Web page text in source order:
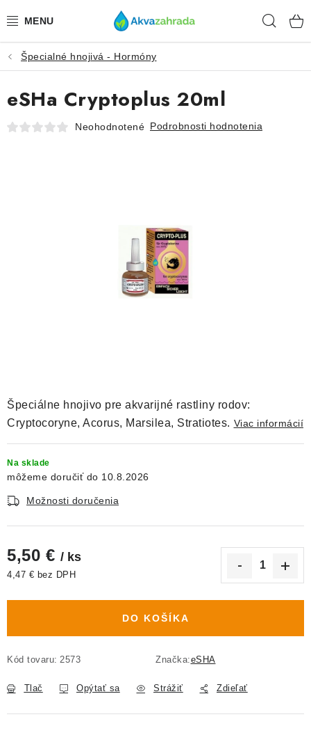
na
TECHNIKA
HNOJIVÁ
VODA
VÝPREDAJ
O nás
Moja objednávka
Špecialné hnojivá - Hormóny
Špeciálne hnojivo pre akvarijné rastliny rodov:
Cryptocoryne, Acorus, Marsilea, Stratiotes. Viac informácií
Na sklade
10.8.2026
Možnosti doručenia
5,50 € / ks
4,47 € bez DPH
DO KOŠÍKA
Kód tovaru: 2573 Značka:eSHA
Tlač Opýtať sa Strážiť Zdieľať
eSHa Cryptoplus 20ml
Neohodnotené Podrobnosti hodnotenia